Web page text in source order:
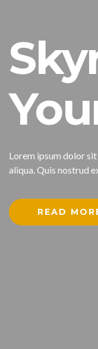
Lorem ipsum dolor
aliqua. Quis nostrud
READ